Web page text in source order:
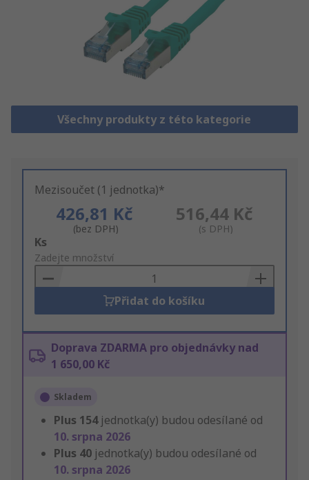
Všechny produkty z této kategorie
Mezisoučet (1 jednotka)*
426,81 Kč
(bez DPH)
516,44 Kč
(s DPH)
Add
to
Basket
Ks
Zadejte množství
Přidat do košíku
Doprava ZDARMA pro objednávky nad
1 650,00 Kč
Skladem
Plus 154 jednotka(y) budou odesílané od
10. srpna 2026
Plus 40 jednotka(y) budou odesílané od
10. srpna 2026